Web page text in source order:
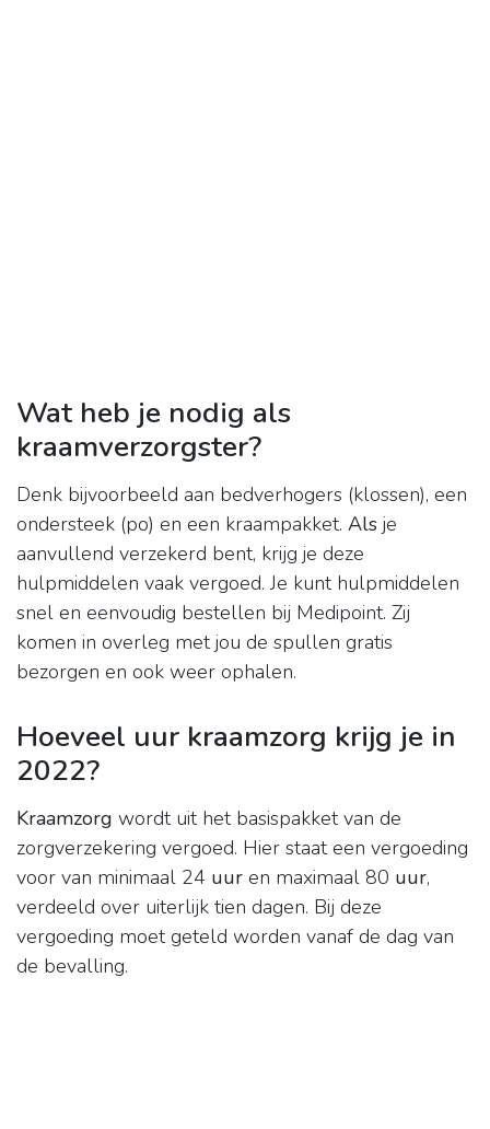
Wat heb je nodig als
kraamverzorgster?
Denk bijvoorbeeld aan bedverhogers (klossen), een
ondersteek (po) en een kraampakket. Als je
aanvullend verzekerd bent, krijg je deze
hulpmiddelen vaak vergoed. Je kunt hulpmiddelen
snel en eenvoudig bestellen bij Medipoint. Zij
komen in overleg met jou de spullen gratis
bezorgen en ook weer ophalen.
Hoeveel uur kraamzorg krijg je in
2022?
Kraamzorg wordt uit het basispakket van de
zorgverzekering vergoed. Hier staat een vergoeding
voor van minimaal 24 uur en maximaal 80 uur,
verdeeld over uiterlijk tien dagen. Bij deze
vergoeding moet geteld worden vanaf de dag van
de bevalling.